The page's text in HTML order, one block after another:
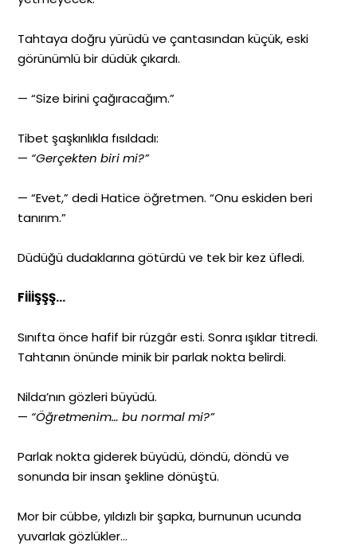
Tahtaya doğru yürüdü ve çantasından küçük, eski
görünümlü bir düdük çıkardı.
— “Size birini çağıracağım.”
Tibet şaşkınlıkla fısıldadı:
— “Gerçekten biri mi?”
— “Evet,” dedi Hatice öğretmen. “Onu eskiden beri
tanırım.”
Düdüğü dudaklarına götürdü ve tek bir kez üfledi.
FİİİŞŞŞ…
Sınıfta önce hafif bir rüzgâr esti. Sonra ışıklar titredi.
Tahtanın önünde minik bir parlak nokta belirdi.
Nilda’nın gözleri büyüdü.
— “Öğretmenim… bu normal mi?”
Parlak nokta giderek büyüdü, döndü, döndü ve
sonunda bir insan şekline dönüştü.
Mor bir cübbe, yıldızlı bir şapka, burnunun ucunda
yuvarlak gözlükler…